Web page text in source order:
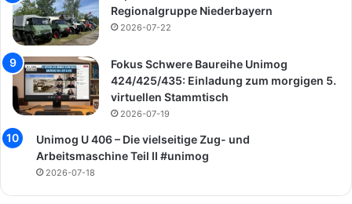
Regionalgruppe Niederbayern
2026-07-22
Fokus Schwere Baureihe Unimog
424/425/435: Einladung zum morgigen 5.
virtuellen Stammtisch
2026-07-19
Unimog U 406 – Die vielseitige Zug- und
Arbeitsmaschine Teil II #unimog
2026-07-18